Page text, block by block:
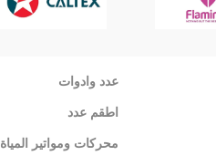
عدد وادوات
اطقم عدد
محركات ومواتير المياة